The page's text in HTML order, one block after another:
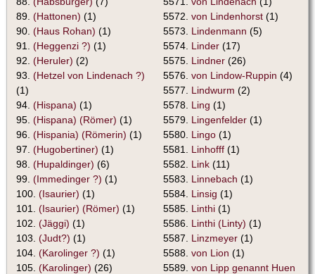
89. (Hattonen) (1)
90. (Haus Rohan) (1)
91. (Heggenzi ?) (1)
92. (Heruler) (2)
93. (Hetzel von Lindenach ?)
(1)
94. (Hispana) (1)
95. (Hispana) (Römer) (1)
96. (Hispania) (Römerin) (1)
97. (Hugobertiner) (1)
98. (Hupaldinger) (6)
99. (Immedinger ?) (1)
100. (Isaurier) (1)
101. (Isaurier) (Römer) (1)
102. (Jäggi) (1)
103. (Judt?) (1)
104. (Karolinger ?) (1)
105. (Karolinger) (26)
5572. von Lindenhorst (1)
5573. Lindenmann (5)
5574. Linder (17)
5575. Lindner (26)
5576. von Lindow-Ruppin (4)
5577. Lindwurm (2)
5578. Ling (1)
5579. Lingenfelder (1)
5580. Lingo (1)
5581. Linhofff (1)
5582. Link (11)
5583. Linnebach (1)
5584. Linsig (1)
5585. Linthi (1)
5586. Linthi (Linty) (1)
5587. Linzmeyer (1)
5588. von Lion (1)
5589. von Lipp genannt Huen